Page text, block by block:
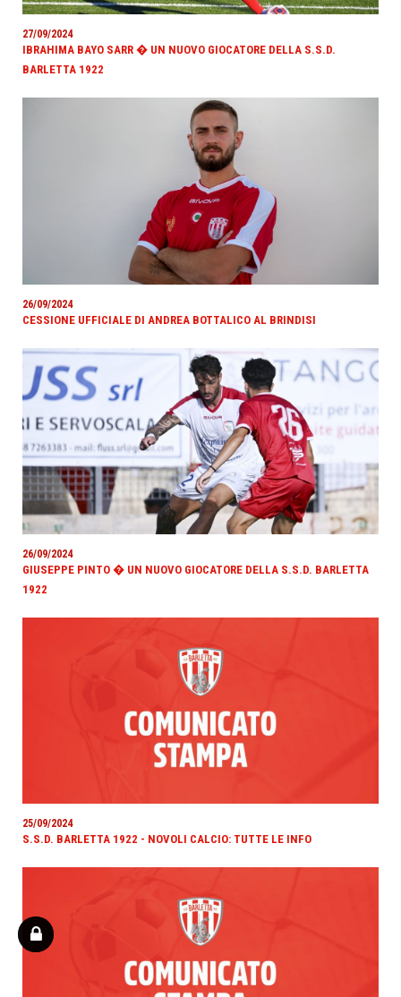
27/09/2024
IBRAHIMA BAYO SARR � UN NUOVO GIOCATORE DELLA S.S.D.
BARLETTA 1922
26/09/2024
CESSIONE UFFICIALE DI ANDREA BOTTALICO AL BRINDISI
26/09/2024
GIUSEPPE PINTO � UN NUOVO GIOCATORE DELLA S.S.D. BARLETTA
1922
25/09/2024
S.S.D. BARLETTA 1922 - NOVOLI CALCIO: TUTTE LE INFO